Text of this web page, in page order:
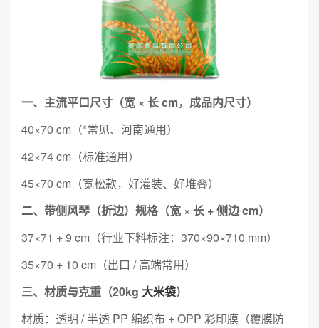
一、主流平口尺寸（宽 × 长 cm，成品内尺寸）
40×70 cm（*常见、河南通用）
42×74 cm（标准通用）
45×70 cm（宽松款，好灌装、好堆叠）
二、带侧风琴（折边）规格（宽 × 长 + 侧边 cm）
37×71 + 9 cm（行业下料标注：370×90×710 mm）
35×70 + 10 cm（出口 / 高端常用）
三、材质与克重（20kg 大米袋）
材质：透明 / 半透 PP 编织布 + OPP 彩印膜（覆膜防